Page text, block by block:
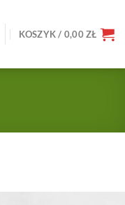
KOSZYK / 0,00ZŁ